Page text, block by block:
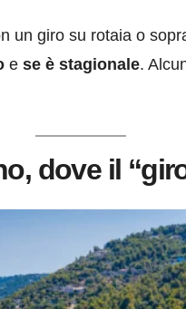
un giro su rotaia o
e se è stagionale.
dove il